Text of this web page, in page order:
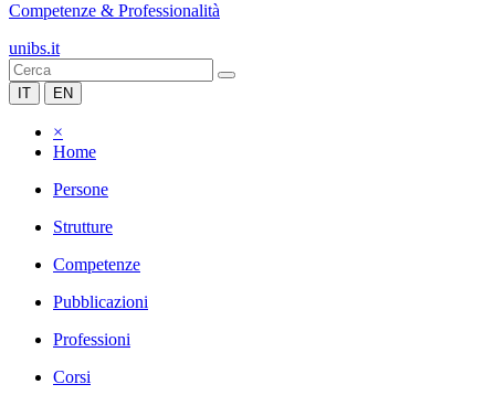
Competenze & Professionalità
unibs.it
IT EN
×
Home
Persone
Strutture
Competenze
Pubblicazioni
Professioni
Corsi